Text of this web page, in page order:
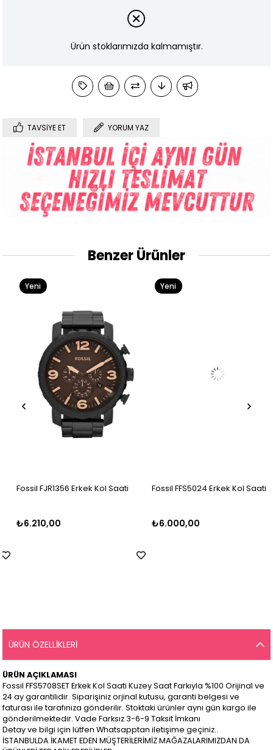
Ürün stoklarımızda kalmamıştır.
TAVSIYE ET YORUM YAZ
Benzer Ürünler
Fossil FJR1356 Erkek Kol Saati
₺6.210,00
Yeni
Fossil FFS5024 Erkek Kol Saati
₺6.000,00
Yeni
ÜRÜN ÖZELLIKLERI
ÜRÜN AÇIKLAMASI
Fossil FFS5708SET Erkek Kol Saati Kuzey Saat Farkıyla %100 Orijinal ve
24 ay garantilidir. Siparişiniz orjinal kutusu, garanti belgesi ve
faturası ile tarafınıza gönderilir. Stoktaki ürünler aynı gün kargo ile
gönderilmektedir. Vade Farksız 3-6-9 Taksit İmkanı
Detay ve bilgi için lütfen Whatsapptan iletişime geçiniz..
İSTANBULDA İKAMET EDEN MÜŞTERİLERİMİZ MAĞAZALARIMIZDAN DA